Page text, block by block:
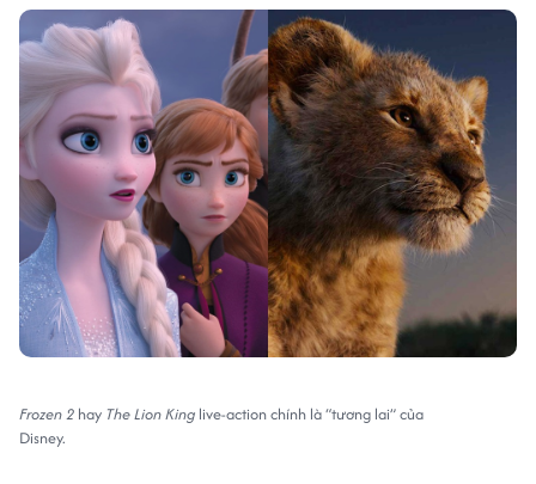
Frozen 2 hay The Lion King live-action chính là “tương lai” của
Disney.